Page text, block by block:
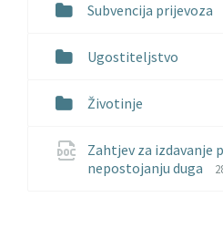
Subvencija prijevoza
Ugostiteljstvo
Životinje
Zahtjev za izdavanje
nepostojanju duga